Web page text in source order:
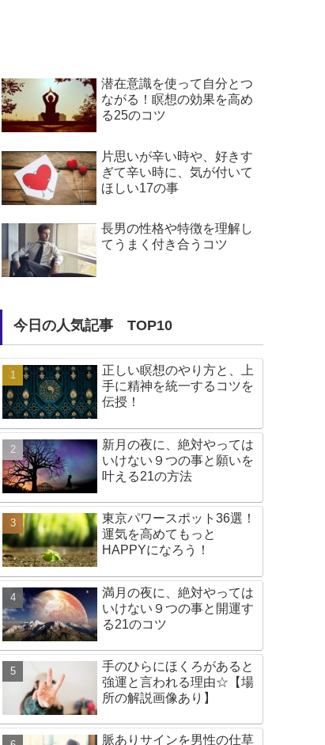
潜在意識を使って自分とつ
ながる！瞑想の効果を高め
る25のコツ
片思いが辛い時や、好きす
ぎて辛い時に、気が付いて
ほしい17の事
長男の性格や特徴を理解し
てうまく付き合うコツ
今日の人気記事 TOP10
正しい瞑想のやり方と、上
手に精神を統一するコツを
伝授！
新月の夜に、絶対やっては
いけない９つの事と願いを
叶える21の方法
東京パワースポット36選！
運気を高めてもっと
HAPPYになろう！
満月の夜に、絶対やっては
いけない９つの事と開運す
る21のコツ
手のひらにほくろがあると
強運と言われる理由☆【場
所の解説画像あり】
脈ありサインを男性の仕草